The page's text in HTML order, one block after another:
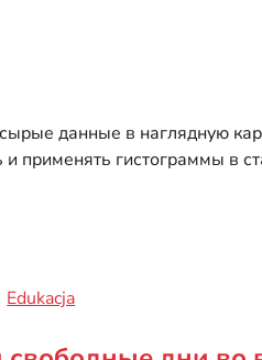
данные в наглядную
и применять гистограммы в
Edukacja